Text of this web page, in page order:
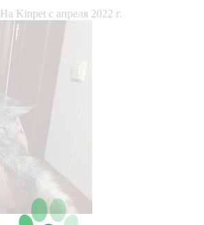
На Kinpet c апреля 2022 г.